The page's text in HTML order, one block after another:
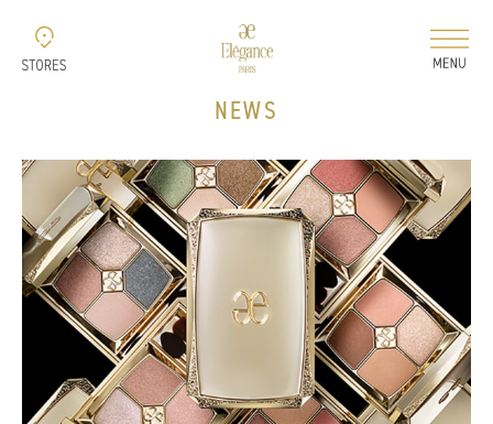
コレクション
ELEGANCE 2026 AUTUMN
ELEGANCE 2026
AIRY LIQUID FOUNDATION
NEWS